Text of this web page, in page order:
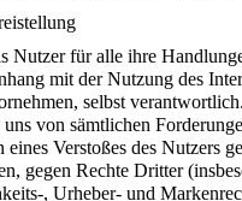
Nutzer für alle ihre
mit der Nutzung des
selbst verantwortlich.
uns von sämtlichen
eines Verstoßes des Nutzers
gegen Rechte Dritter
, Urheber- und